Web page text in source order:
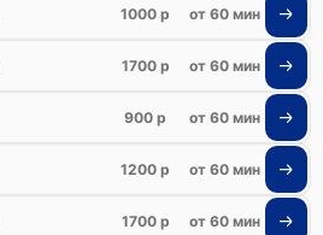
1000 р от 60 мин
1700 р от 60 мин
900 р от 60 мин
1200 р от 60 мин
1700 р от 60 мин